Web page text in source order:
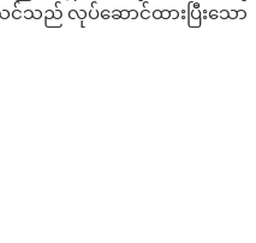
သည် လုပ်ဆောင်ထားပြီးသော